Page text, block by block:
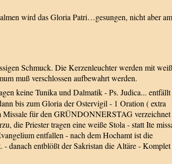
wird das Gloria Patri…gesungen, nicht aber am
Schmuck. Die Kerzenleuchter werden mit
muß verschlossen aufbewahrt werden.
keine Tunika und Dalmatik - Ps. Judica...
bis zum Gloria der Ostervigil - 1 Oration ( extra
für den GRÜNDONNERSTAG
die Priester tragen eine weiße Stola - statt Ite
entfallen - nach dem Hochamt ist die
danach entblößt der Sakristan die Altäre -